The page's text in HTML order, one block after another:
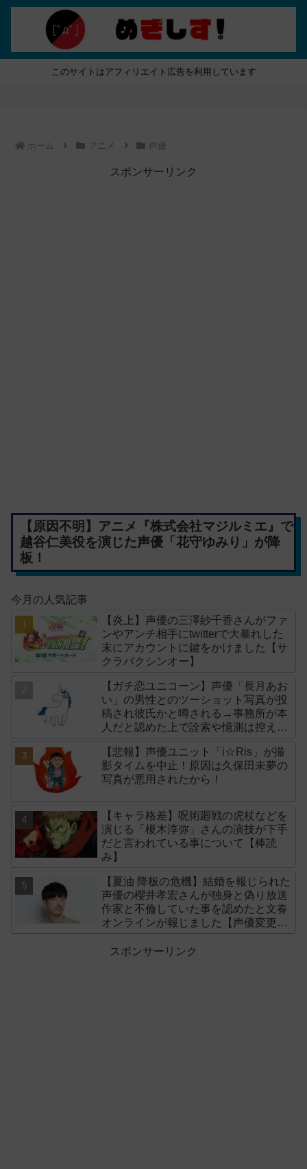
このサイトはアフィリエイト広告を利用しています
ホーム アニメ 声優
スポンサーリンク
【原因不明】アニメ『株式会社マジルミエ』で
越谷仁美役を演じた声優「花守ゆみり」が降
板！
今月の人気記事
【炎上】声優の三澤紗千香さんがファ
ンやアンチ相手にtwitterで大暴れした
末にアカウントに鍵をかけました【サ
クラバクシンオー】
【ガチ恋ユニコーン】声優「長月あお
い」の男性とのツーショット写真が投
稿され彼氏かと噂される→事務所が本
人だと認めた上で詮索や憶測は控える
【悲報】声優ユニット「i☆Ris」が撮
影タイムを中止！原因は久保田未夢の
写真が悪用されたから！
【キャラ格差】呪術廻戦の虎杖などを
演じる「榎木淳弥」さんの演技が下手
だと言われている事について【棒読
み】
【夏油 降板の危機】結婚を報じられた
声優の櫻井孝宏さんが独身と偽り放送
作家と不倫していた事を認めたと文春
オンラインが報じました【声優変更の
スポンサーリンク